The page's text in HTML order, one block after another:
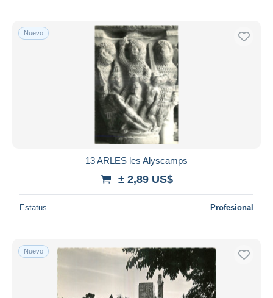
Nuevo
13 ARLES les Alyscamps
± 2,89 US$
Estatus Profesional
Nuevo